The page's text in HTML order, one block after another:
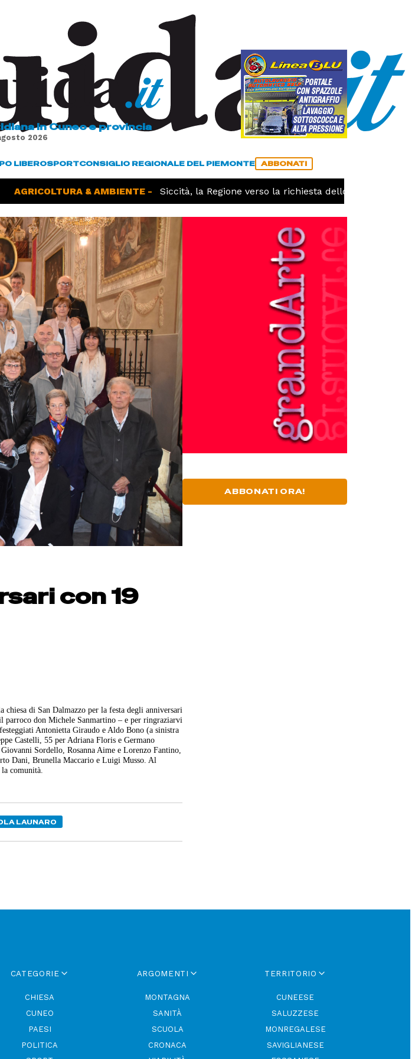
in Cuneo e provincia
2026
LIBEROSPORTCONSIGLIO REGIONALE DEL PIEMONTE ABBONATI
AGRICOLTURA & AMBIENTE - Siccità, la Regione verso la richiesta dello stato di
con 19
di San Dalmazzo per la festa degli anniversari
don Michele Sanmartino – e per ringraziarvi
Antonietta Giraudo e Aldo Bono (a sinistra
Castelli, 55 per Adriana Floris e Germano
Sordello, Rosanna Aime e Lorenzo Fantino,
Dani, Brunella Maccario e Luigi Musso. Al
comunità.
LAUNARO
ABBONATI ORA!
CATEGORIE
CHIESA
CUNEO
PAESI
POLITICA
ARGOMENTI
MONTAGNA
SANITÀ
SCUOLA
CRONACA
TERRITORIO
CUNEESE
SALUZZESE
MONREGALESE
SAVIGLIANESE